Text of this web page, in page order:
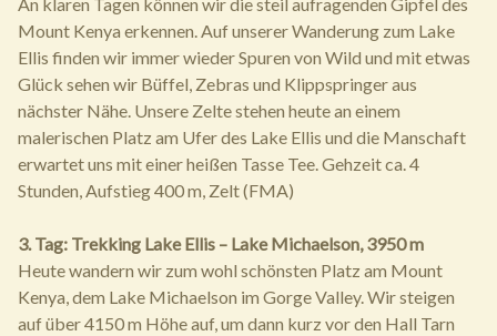
Mount Kenya erkennen. Auf unserer Wanderung zum Lake
Ellis finden wir immer wieder Spuren von Wild und mit etwas
Glück sehen wir Büffel, Zebras und Klippspringer aus
nächster Nähe. Unsere Zelte stehen heute an einem
malerischen Platz am Ufer des Lake Ellis und die Manschaft
erwartet uns mit einer heißen Tasse Tee. Gehzeit ca. 4
Stunden, Aufstieg 400 m, Zelt (FMA)
3. Tag: Trekking Lake Ellis – Lake Michaelson, 3950 m
Heute wandern wir zum wohl schönsten Platz am Mount
Kenya, dem Lake Michaelson im Gorge Valley. Wir steigen
auf über 4150 m Höhe auf, um dann kurz vor den Hall Tarn